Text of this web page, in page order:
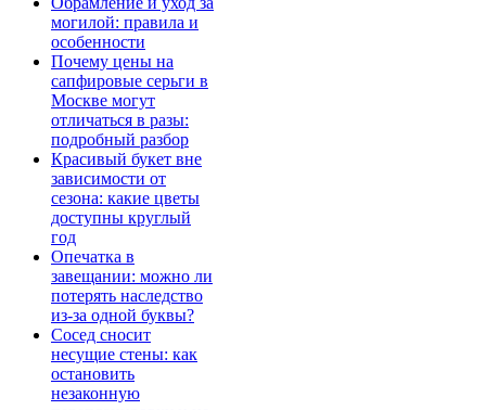
могилой: правила и
особенности
Почему цены на
сапфировые серьги в
Москве могут
отличаться в разы:
подробный разбор
Красивый букет вне
зависимости от
сезона: какие цветы
доступны круглый
год
Опечатка в
завещании: можно ли
потерять наследство
из-за одной буквы?
Сосед сносит
несущие стены: как
остановить
незаконную